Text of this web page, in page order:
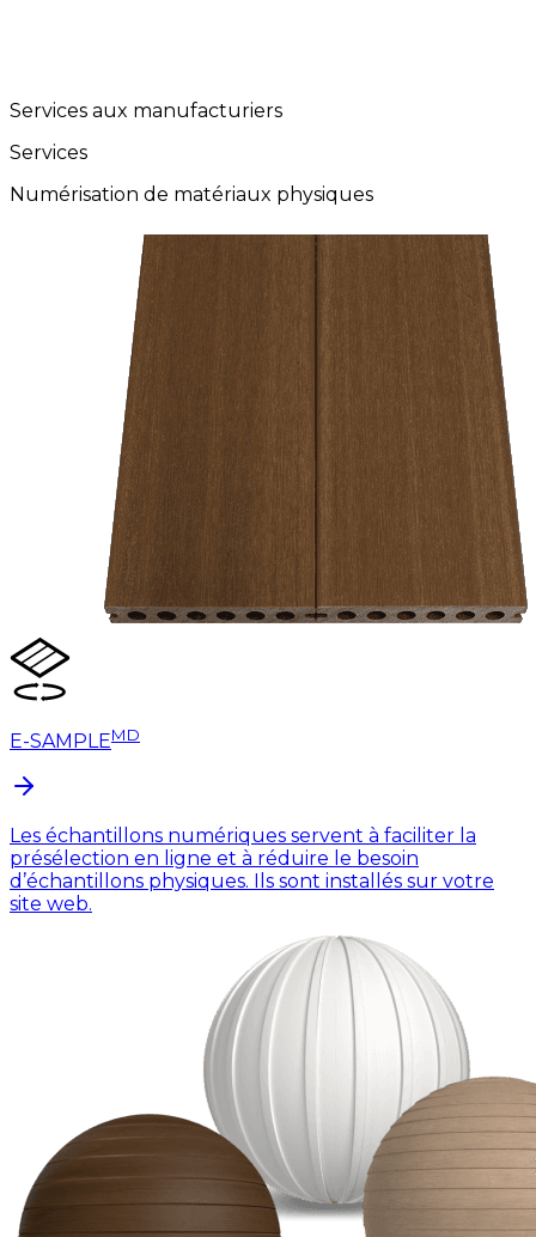
Services aux manufacturiers
Services
Numérisation de matériaux physiques
E-SAMPLEMD
Les échantillons numériques servent à faciliter la
présélection en ligne et à réduire le besoin
d’échantillons physiques. Ils sont installés sur votre
site web.